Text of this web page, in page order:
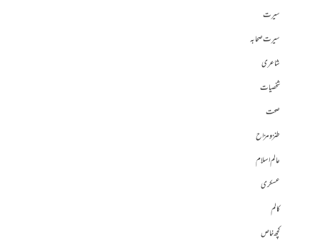
سیرت
سیرت صحابہ
شاعری
شخصیات
صحت
طنز و مزاح
عالم اسلام
عسکری
کالم
کچھ خاص